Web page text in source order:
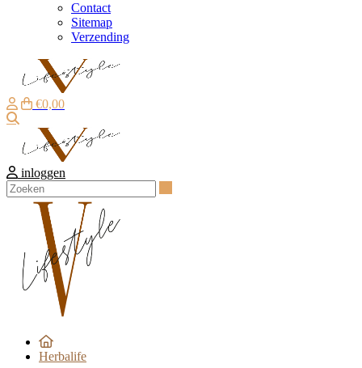
Contact
Sitemap
Verzending
€0,00
inloggen
Herbalife